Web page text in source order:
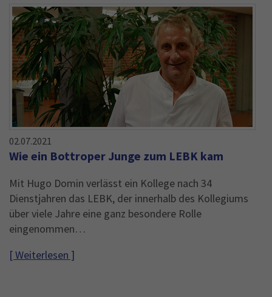
02.07.2021
Wie ein Bottroper Junge zum LEBK kam
Mit Hugo Domin verlässt ein Kollege nach 34
Dienstjahren das LEBK, der innerhalb des Kollegiums
über viele Jahre eine ganz besondere Rolle
eingenommen…
[ Weiterlesen ]